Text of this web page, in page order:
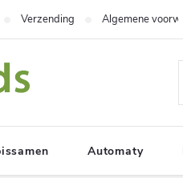
Verzending Algemene
Automaty